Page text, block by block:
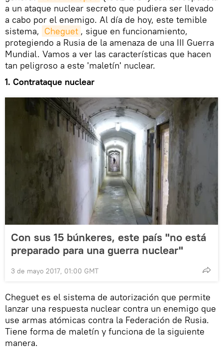
a un ataque nuclear secreto que pudiera ser llevado
a cabo por el enemigo. Al día de hoy, este temible
sistema, Cheguet , sigue en funcionamiento,
protegiendo a Rusia de la amenaza de una III Guerra
Mundial. Vamos a ver las características que hacen
tan peligroso a este 'maletín' nuclear.
1. Contrataque nuclear
Con sus 15 búnkeres, este país "no está
preparado para una guerra nuclear"
3 de mayo 2017, 01:00 GMT
Cheguet es el sistema de autorización que permite
lanzar una respuesta nuclear contra un enemigo que
use armas atómicas contra la Federación de Rusia.
Tiene forma de maletín y funciona de la siguiente
manera.